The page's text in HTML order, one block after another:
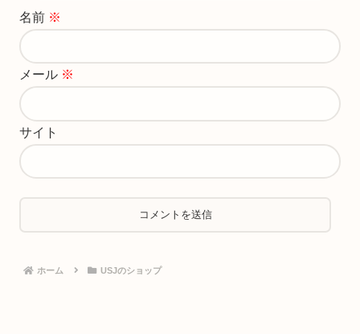
名前 ※
メール ※
サイト
ホーム USJのショップ